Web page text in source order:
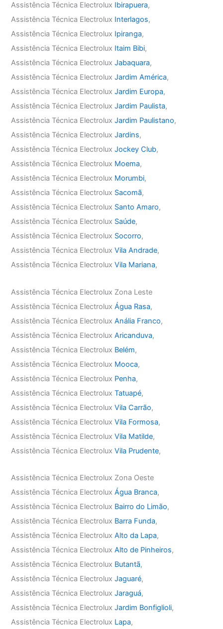
Assistência Técnica Electrolux Ibirapuera,
Assistência Técnica Electrolux Interlagos,
Assistência Técnica Electrolux Ipiranga,
Assistência Técnica Electrolux Itaim Bibi,
Assistência Técnica ElectroluxJabaquara,
Assistência Técnica ElectroluxJardim América,
Assistência Técnica ElectroluxJardim Europa,
Assistência Técnica ElectroluxJardim Paulista,
Assistência Técnica ElectroluxJardim Paulistano,
Assistência Técnica ElectroluxJardins,
Assistência Técnica ElectroluxJockey Club,
Assistência Técnica Electrolux Moema,
Assistência Técnica Electrolux Morumbi,
Assistência Técnica Electrolux Sacomã,
Assistência Técnica Electrolux Santo Amaro,
Assistência Técnica Electrolux Saúde,
Assistência Técnica Electrolux Socorro,
Assistência Técnica ElectroluxVila Andrade,
Assistência Técnica ElectroluxVila Mariana,
Assistência Técnica Electrolux Zona Leste
Assistência Técnica ElectroluxÁgua Rasa,
Assistência Técnica ElectroluxAnália Franco,
Assistência Técnica ElectroluxAricanduva,
Assistência Técnica Electrolux Belém,
Assistência Técnica Electrolux Mooca,
Assistência Técnica Electrolux Penha,
Assistência Técnica ElectroluxTatuapé,
Assistência Técnica ElectroluxVila Carrão,
Assistência Técnica ElectroluxVila Formosa,
Assistência Técnica ElectroluxVila Matilde,
Assistência Técnica ElectroluxVila Prudente,
Assistência Técnica Electrolux Zona Oeste
Assistência Técnica ElectroluxÁgua Branca,
Assistência Técnica Electrolux Bairro do Limão,
Assistência Técnica Electrolux Barra Funda,
Assistência Técnica ElectroluxAlto da Lapa,
Assistência Técnica ElectroluxAlto de Pinheiros,
Assistência Técnica Electrolux Butantã,
Assistência Técnica ElectroluxJaguaré,
Assistência Técnica ElectroluxJaraguá,
Assistência Técnica ElectroluxJardim Bonfiglioli,
Assistência Técnica Electrolux Lapa,